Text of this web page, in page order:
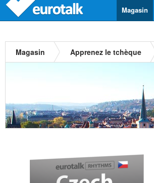
Magasin
Magasin Apprenez le tchèque